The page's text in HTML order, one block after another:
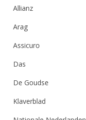
Allianz
Arag
Assicuro
Das
De Goudse
Klaverblad